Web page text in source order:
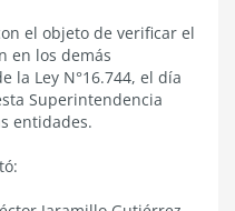
el objeto de verificar el
en los demás
la Ley N°16.744, el día
Superintendencia
entidades.